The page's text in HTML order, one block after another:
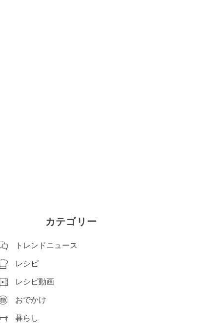
カテゴリー
トレンドニュース
レシピ
レシピ動画
おでかけ
暮らし